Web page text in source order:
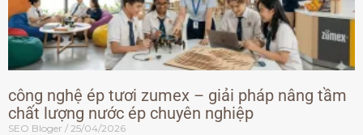
công nghệ ép tươi zumex – giải pháp nâng tầm
chất lượng nước ép chuyên nghiệp
SEO Bloger 25/04/2026